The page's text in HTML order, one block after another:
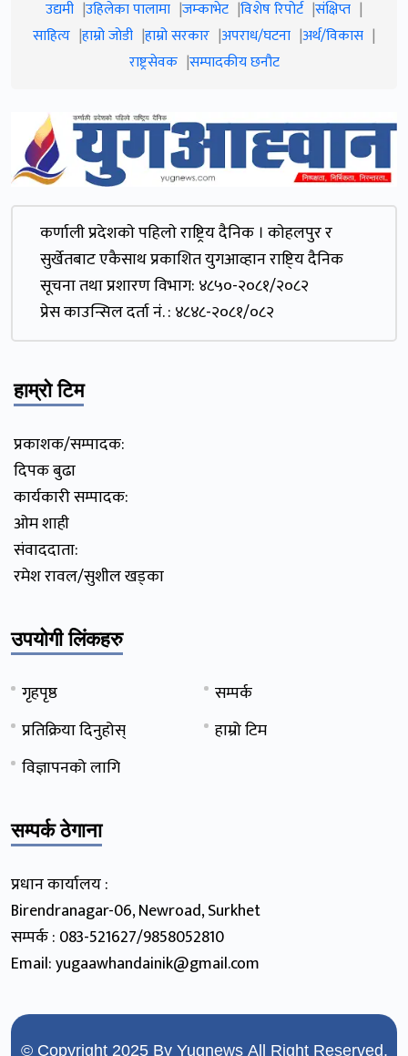
उद्यमी उहिलेका पालामा जम्काभेट विशेष रिपोर्ट संक्षिप्त
साहित्य हाम्रो जाेडी हाम्रो सरकार अपराध/घटना अर्थ/विकास
राष्ट्रसेवक सम्पादकीय छनौट
कर्णाली प्रदेशकाे पहिलाे राष्ट्रिय दैनिक । काेहलपुर र
सुर्खेतबाट एकैसाथ प्रकाशित युगआव्हान राष्टि्य दैनिक
सूचना तथा प्रशारण विभाग: ४८५०-२०८१/२०८२
प्रेस काउन्सिल दर्ता नं. : ४८४८-२०८१/०८२
हाम्रो टिम
प्रकाशक/सम्पादक:
दिपक बुढा
कार्यकारी सम्पादक:
ओम शाही
संवाददाता:
रमेश रावल/सुशील खड्का
उपयोगी लिंकहरु
गृहपृष्ठ
सम्पर्क
प्रतिक्रिया दिनुहोस्
हाम्रो टिम
विज्ञापनको लागि
सम्पर्क ठेगाना
प्रधान कार्यालय :
Birendranagar-06, Newroad, Surkhet
सम्पर्क : 083-521627/9858052810
Email: yugaawhandainik@gmail.com
© Copyright 2025 By YugnewsAll Right Reserved.